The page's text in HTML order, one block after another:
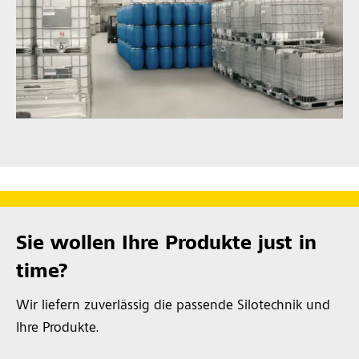
Sie wollen Ihre Produkte just in
time?
Wir liefern zuverlässig die passende Silotechnik und
Ihre Produkte.